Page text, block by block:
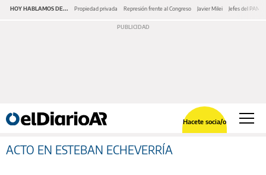
HOY HABLAMOS DE... Propiedad privada Represión frente al Congreso Javier Milei Jefes del PAMI
Hacete socia/o
ACTO EN ESTEBAN ECHEVERRÍA